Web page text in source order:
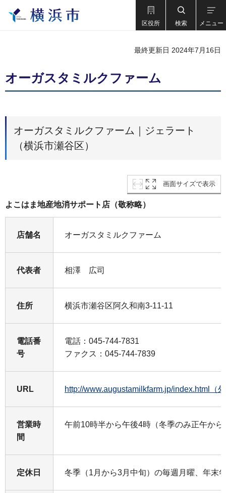
区役所 検索 メニュー
最終更新日 2024年7月16日
オーガスタミルクファーム
オーガスタミルクファーム｜ジェラート
（横浜市瀬谷区）
画面サイズで表示
よこはま地産地消サポート店（敬称略）
店舗名 オーガスタミルクファーム
代表者 相澤 広司
住所 横浜市瀬谷区阿久和南3-11-11
電話番
号
電話：045-744-7831
ファクス：045-744-7839
URL http://www.augustamilkfarm.jp/index.html（
営業時
間
午前10時半から午後4時（冬季のみ正午から
定休日 冬季（1月から3月中旬）の毎週月曜、年末